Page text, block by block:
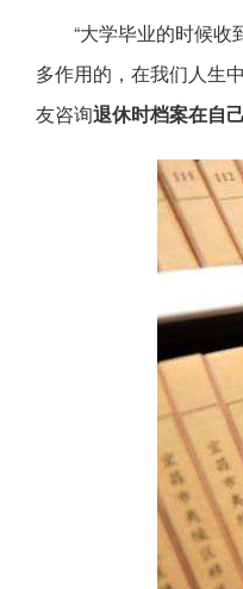
“大学毕业的时候
多作用的，在我们人生
友咨询退休时档案在自